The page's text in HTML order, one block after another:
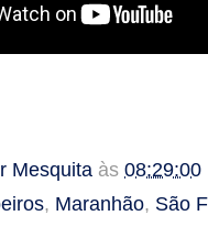
Mesquita às 08:29:00
, Maranhão, São